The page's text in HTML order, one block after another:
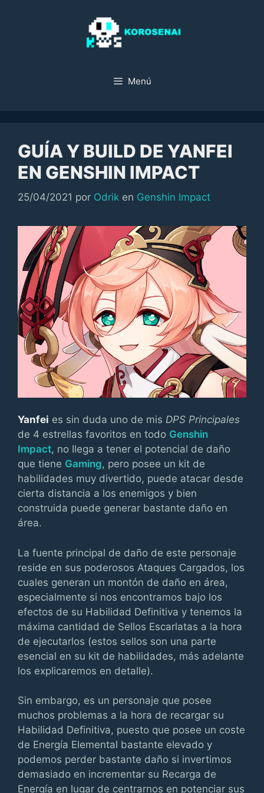
Menú
GUÍA Y BUILD DE YANFEI
EN GENSHIN IMPACT
25/04/2021 por Odrik en Categorías
Genshin Impact
Yanfei es sin duda uno de mis DPS Principales
de 4 estrellas favoritos en todo Genshin
Impact, no llega a tener el potencial de daño
que tiene Gaming, pero posee un kit de
habilidades muy divertido, puede atacar desde
cierta distancia a los enemigos y bien
construida puede generar bastante daño en
área.
La fuente principal de daño de este personaje
reside en sus poderosos Ataques Cargados, los
cuales generan un montón de daño en área,
especialmente si nos encontramos bajo los
efectos de su Habilidad Definitiva y tenemos la
máxima cantidad de Sellos Escarlatas a la hora
de ejecutarlos (estos sellos son una parte
esencial en su kit de habilidades, más adelante
los explicaremos en detalle).
Sin embargo, es un personaje que posee
muchos problemas a la hora de recargar su
Habilidad Definitiva, puesto que posee un coste
de Energía Elemental bastante elevado y
podemos perder bastante daño si invertimos
demasiado en incrementar su Recarga de
Energía en lugar de centrarnos en potenciar sus